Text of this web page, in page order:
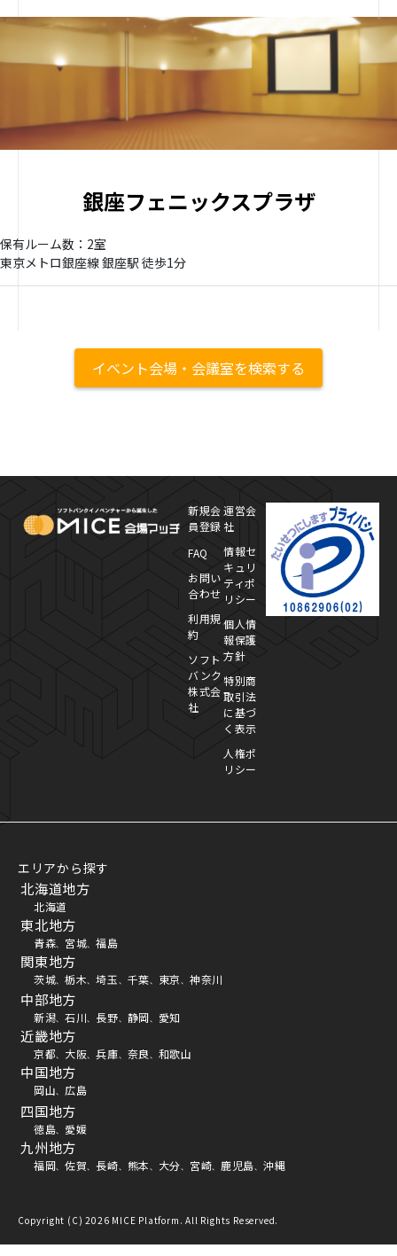
銀座フェニックスプラザ
保有ルーム数：2室
東京メトロ銀座線 銀座駅 徒歩1分
イベント会場・会議室を検索する
MICE Platform
新規会
員登録
FAQ
お問い
合わせ
利用規
約
ソフト
バンク
株式会
社
運営会
社
情報セ
キュリ
ティポ
リシー
個人情
報保護
方針
特別商
取引法
に基づ
く表示
人権ポ
リシー
エリアから探す
北海道地方
北海道
東北地方
青森、 宮城、 福島
関東地方
茨城、 栃木、 埼玉、 千葉、 東京、 神奈川
中部地方
新潟、 石川、 長野、 静岡、 愛知
近畿地方
京都、 大阪、 兵庫、 奈良、 和歌山
中国地方
岡山、 広島
四国地方
徳島、 愛媛
九州地方
福岡、 佐賀、 長崎、 熊本、 大分、 宮崎、 鹿児島、 沖縄
Copyright (C) 2026 MICE Platform. All Rights Reserved.